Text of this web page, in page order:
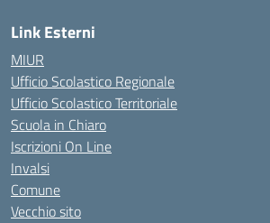
Link Esterni
MIUR
Ufficio Scolastico Regionale
Ufficio Scolastico Territoriale
Scuola in Chiaro
Iscrizioni On Line
Invalsi
Comune
Vecchio sito